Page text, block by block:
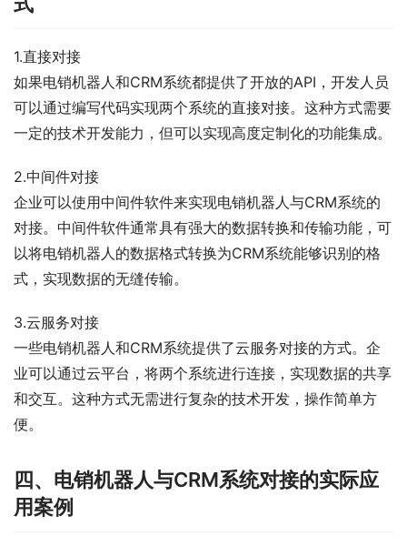
1.直接对接
如果电销机器人和CRM系统都提供了开放的API，开发人员
可以通过编写代码实现两个系统的直接对接。这种方式需要
一定的技术开发能力，但可以实现高度定制化的功能集成。
2.中间件对接
企业可以使用中间件软件来实现电销机器人与CRM系统的
对接。中间件软件通常具有强大的数据转换和传输功能，可
以将电销机器人的数据格式转换为CRM系统能够识别的格
式，实现数据的无缝传输。
3.云服务对接
一些电销机器人和CRM系统提供了云服务对接的方式。企
业可以通过云平台，将两个系统进行连接，实现数据的共享
和交互。这种方式无需进行复杂的技术开发，操作简单方
便。
四、电销机器人与CRM系统对接的实际应
用案例